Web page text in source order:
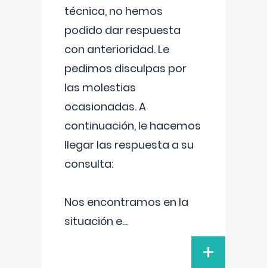
técnica, no hemos
podido dar respuesta
con anterioridad. Le
pedimos disculpas por
las molestias
ocasionadas. A
continuación, le hacemos
llegar las respuesta a su
consulta:
Nos encontramos en la
situación e...
+